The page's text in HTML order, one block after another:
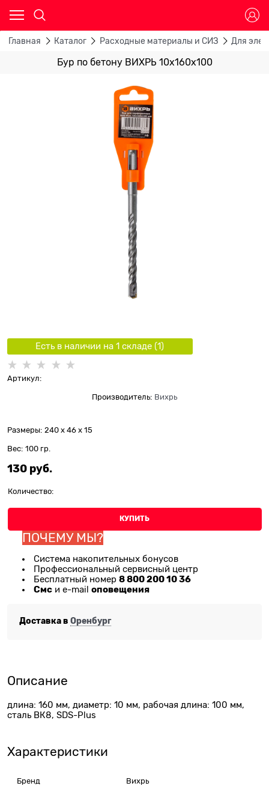
Главная Каталог Расходные материалы и СИЗ Для
Бур по бетону ВИХРЬ 10x160x100
Есть в наличии на 1 складe (1)
Артикул:
Производитель: Вихрь
Размеры: 240 x 46 x 15
Вес: 100 гр.
130 руб.
Количество:
КУПИТЬ
ПОЧЕМУ МЫ?
Система накопительных бонусов
Профессиональный сервисный центр
Бесплатный номер 8 800 200 10 36
Смс и e-mail оповещения
Доставка в Оренбург
Описание
длина: 160 мм, диаметр: 10 мм, рабочая длина: 100 мм,
сталь ВК8, SDS-Plus
Характеристики
Бренд Вихрь